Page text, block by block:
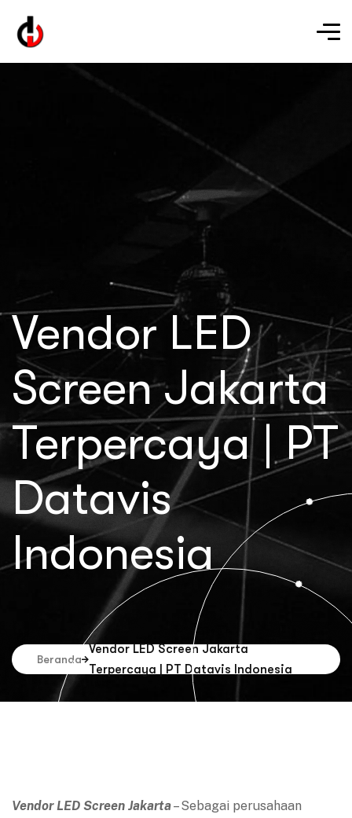
Vendor LED
Screen Jakarta
Terpercaya | PT
Datavis
Indonesia
Beranda
Vendor LED Screen Jakarta
Terpercaya | PT Datavis Indonesia
Vendor LED Screen Jakarta– Sebagai perusahaan